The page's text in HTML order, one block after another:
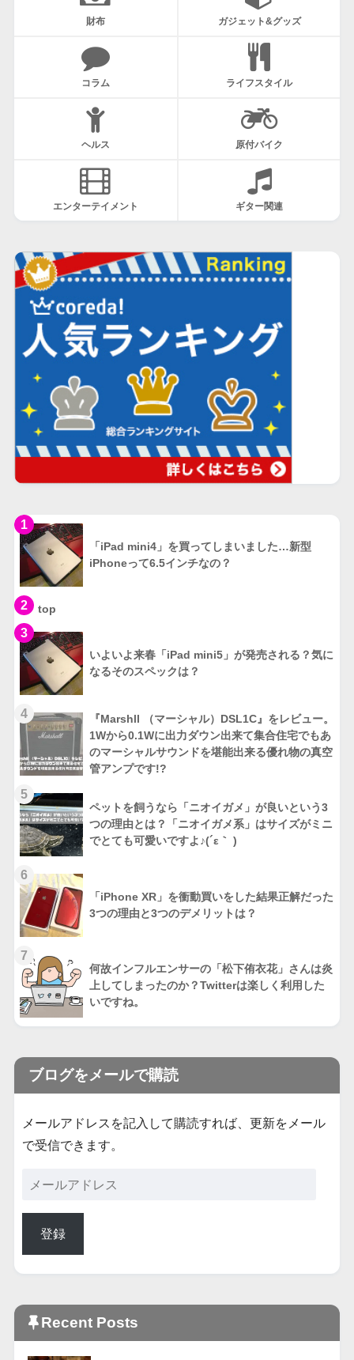
財布 ガジェット&グッズ
コラム ライフスタイル
ヘルス 原付バイク
エンターテイメント ギター関連
1
「iPad mini4」を買ってしまいました…新型
iPhoneって6.5インチなの？
2 top
3
いよいよ来春「iPad mini5」が発売される？気に
なるそのスペックは？
4
『Marshll （マーシャル）DSL1C』をレビュー。
1Wから0.1Wに出力ダウン出来て集合住宅でもあ
のマーシャルサウンドを堪能出来る優れ物の真空
管アンプです!?
5
ペットを飼うなら「ニオイガメ」が良いという3
つの理由とは？「ニオイガメ系」はサイズがミニ
でとても可愛いですよ♪(´ε｀ )
6
「iPhone XR」を衝動買いをした結果正解だった
3つの理由と3つのデメリットは？
7
何故インフルエンサーの「松下侑衣花」さんは炎
上してしまったのか？Twitterは楽しく利用した
いですね。
ブログをメールで購読
メールアドレスを記入して購読すれば、更新をメール
で受信できます。
登録
Recent Posts